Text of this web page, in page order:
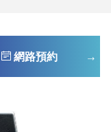
網路預約